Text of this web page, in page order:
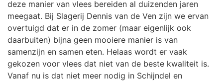
deze manier van vlees bereiden al duizenden jaren
meegaat. Bij Slagerij Dennis van de Ven zijn we ervan
overtuigd dat er in de zomer (maar eigenlijk ook
daarbuiten) bijna geen mooiere manier is van
samenzijn en samen eten. Helaas wordt er vaak
gekozen voor vlees dat niet van de beste kwaliteit is.
Vanaf nu is dat niet meer nodig in Schijndel en